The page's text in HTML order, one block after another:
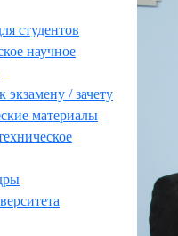
студентов
научное
экзамену / зачету
материалы